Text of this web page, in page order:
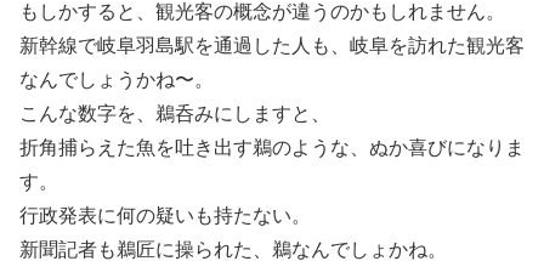
もしかすると、観光客の概念が違うのかもしれません。
新幹線で岐阜羽島駅を通過した人も、岐阜を訪れた観光客
なんでしょうかね〜。
こんな数字を、鵜呑みにしますと、
折角捕らえた魚を吐き出す鵜のような、ぬか喜びになりま
す。
行政発表に何の疑いも持たない。
新聞記者も鵜匠に操られた、鵜なんでしょかね。